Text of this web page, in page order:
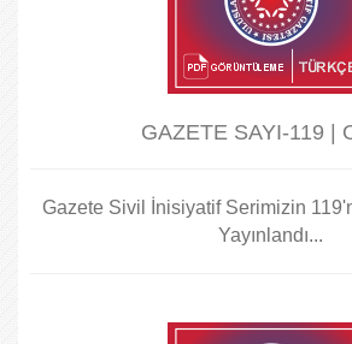
GAZETE SAYI-119 |
Gazete Sivil İnisiyatif Serimizin
Yayınlandı...